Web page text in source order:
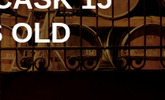
OLD